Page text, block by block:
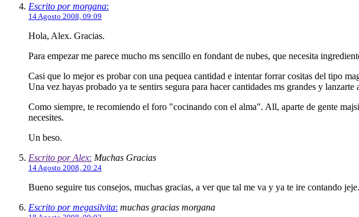
Escrito por morgana:
14 Agosto 2008, 09:09
Hola, Alex. Gracias.
Para empezar me parece mucho ms sencillo en fondant de nubes, que necesita
Casi que lo mejor es probar con una pequea cantidad e intentar forrar cositas del tipo
Una vez hayas probado ya te sentirs segura para hacer cantidades ms grandes y lanzarte
Como siempre, te recomiendo el foro "cocinando con el alma". All, aparte de gente
necesites.
Un beso.
Escrito por Alex: Muchas Gracias
14 Agosto 2008, 20:24
Bueno seguire tus consejos, muchas gracias, a ver que tal me va y ya te ire contando
Escrito por megasilvita: muchas gracias morgana